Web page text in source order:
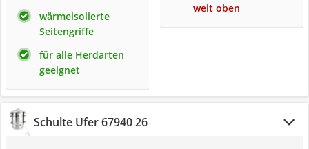
wärmeisolierte
Seitengriffe
für alle Herdarten
geeignet
weit oben
Schulte Ufer 67940 26